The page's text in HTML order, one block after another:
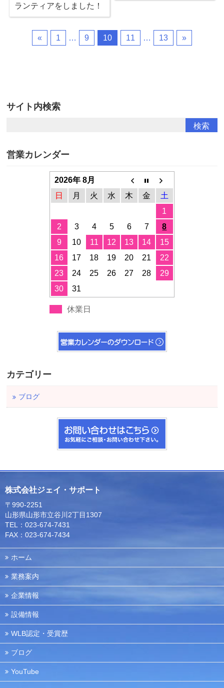
ランティアをしました！
« 1 … 9 10 11 … 13 »
サイト内検索
営業カレンダー
2026年 8月
日
月 火 水 木 金
土
1
2
3 4 5 6 7
8
9
10 11 12 13 14
15
16
17 18 19 20 21
22
23
24 25 26 27 28
29
30
31
休業日
カテゴリー
ブログ
株式会社ジェイ・サポート
〒990-2251
山形県山形市立谷川2丁目1307
TEL：023-674-7431
FAX：023-674-7434
ホーム
業務案内
企業情報
設備情報
WLB認定・受賞歴
ブログ
YouTube